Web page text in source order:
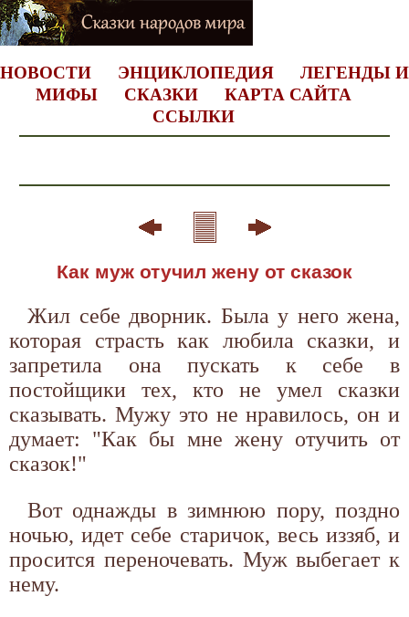
НОВОСТИ ЭНЦИКЛОПЕДИЯ
ЛЕГЕНДЫ И
МИФЫ
СКАЗКИ
КАРТА САЙТА
ССЫЛКИ
Как муж отучил жену от сказок
Жил себе дворник. Была у него жена,
которая страсть как любила сказки, и
запретила она пускать к себе в
постойщики тех, кто не умел сказки
сказывать. Мужу это не нравилось, он и
думает: "Как бы мне жену отучить от
сказок!"
Вот однажды в зимнюю пору, поздно
ночью, идет себе старичок, весь иззяб, и
просится переночевать. Муж выбегает к
нему.